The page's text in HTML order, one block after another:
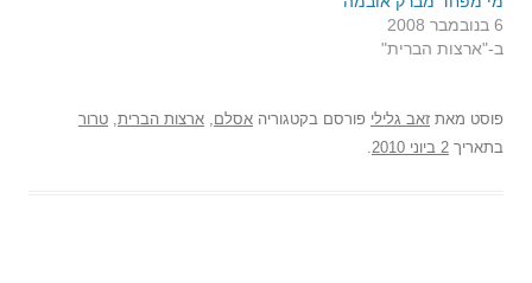
6 בנובמבר 2008
ב-"ארצות הברית"
פוסט מאת זאב גלילי פורסם בקטגוריה אסלם ארצות הברית טרור
בתאריך 2 ביוני 2010